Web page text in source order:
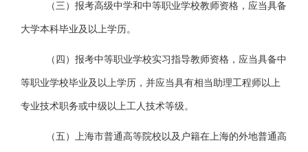
（三） 报考高级中学和中等职业学校教师资格，应当具备
大学本科毕业及以上学历。
（四） 报考中等职业学校实习指导教师资格，应当具备中
等职业学校毕业及以上学历，并应当具有相当助理工程师以上
专业技术职务或中级以上工人技术等级。
（五） 上海市普通高等院校以及户籍在上海的外地普通高